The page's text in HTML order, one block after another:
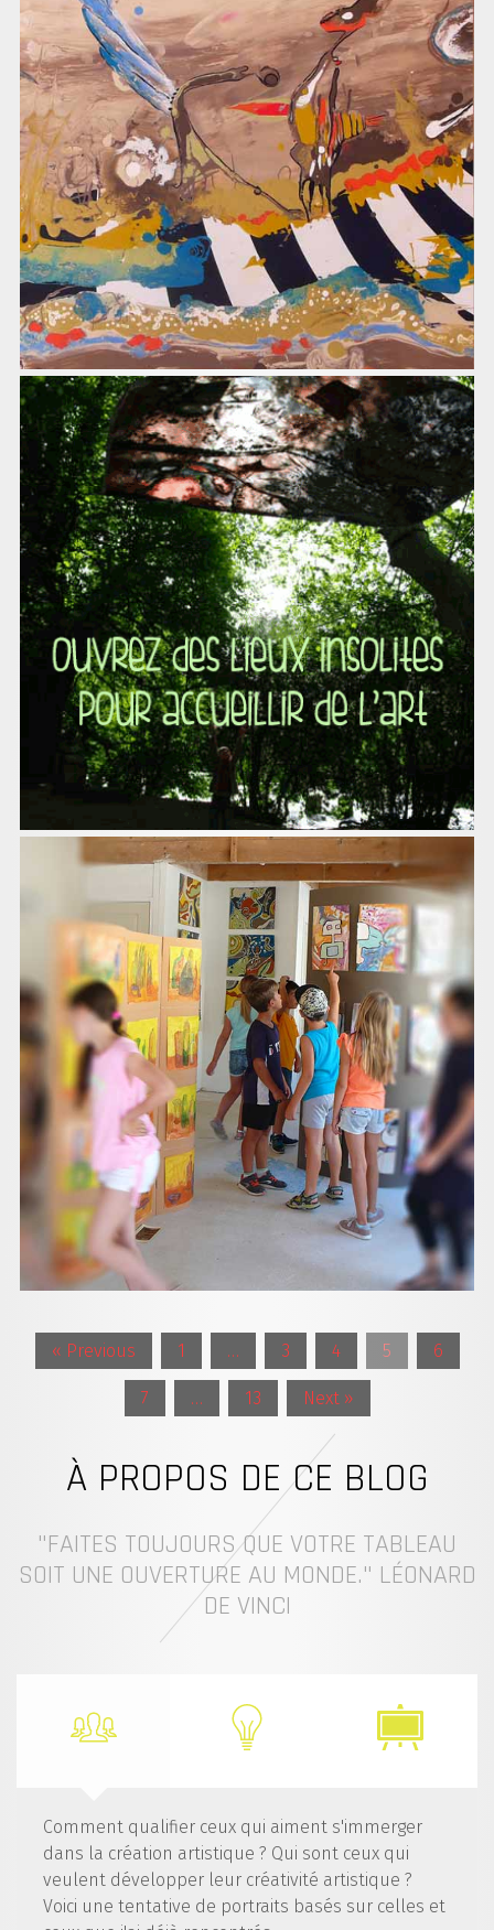
« Previous 1 … 3 4 5 6
7 … 13 Next »
À PROPOS DE CE BLOG
"FAITES TOUJOURS QUE VOTRE TABLEAU
SOIT UNE OUVERTURE AU MONDE." LÉONARD
DE VINCI
Comment qualifier ceux qui aiment s'immerger
dans la création artistique ? Qui sont ceux qui
veulent développer leur créativité artistique ?
Voici une tentative de portraits basés sur celles et